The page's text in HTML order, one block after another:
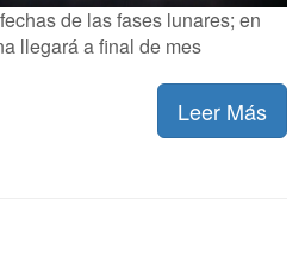
de las fases lunares; en
llegará a final de mes
Leer Más